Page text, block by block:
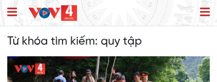
Từ khóa tìm kiếm: quy tập